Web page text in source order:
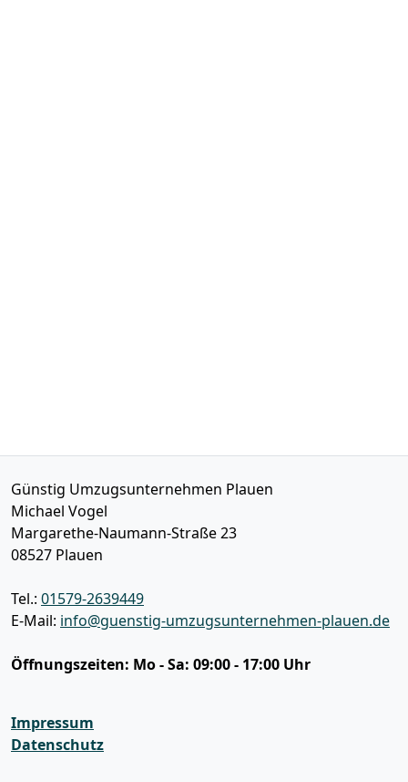
Günstig Umzugsunternehmen Plauen
Michael Vogel
Margarethe-Naumann-Straße 23
08527 Plauen
Tel.: 01579-2639449
E-Mail: info@guenstig-umzugsunternehmen-plauen.de
Öffnungszeiten: Mo - Sa: 09:00 - 17:00 Uhr
Impressum
Datenschutz